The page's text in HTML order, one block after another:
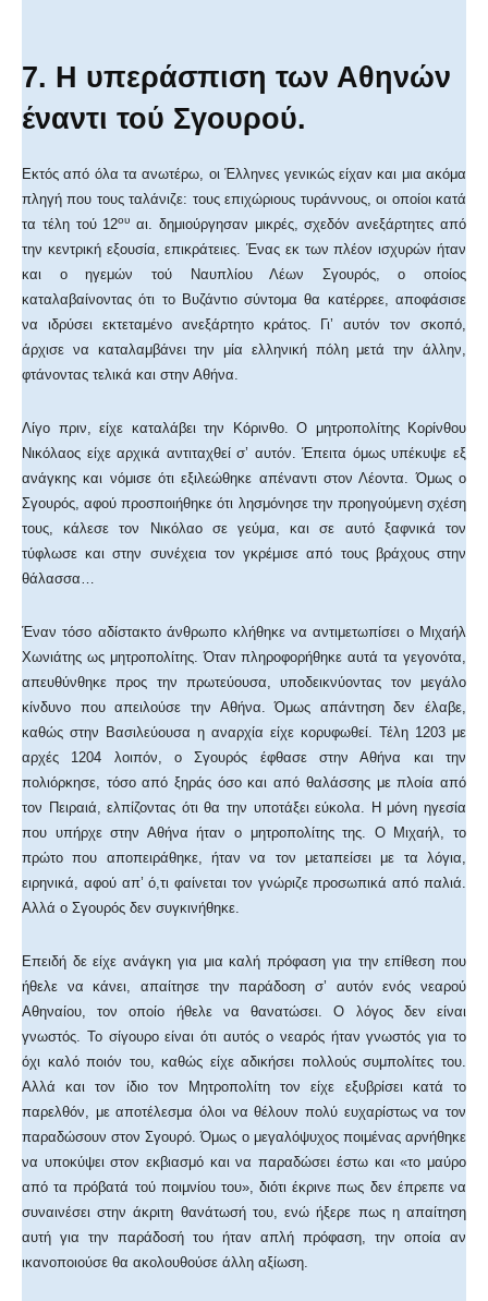
7. Η υπεράσπιση των Αθηνών
έναντι τού Σγουρού.
Εκτός από όλα τα ανωτέρω, οι Έλληνες γενικώς είχαν και μια ακόμα
πληγή που τους ταλάνιζε: τους επιχώριους τυράννους, οι οποίοι κατά
τα τέλη τού 12ου αι. δημιούργησαν μικρές, σχεδόν ανεξάρτητες από
την κεντρική εξουσία, επικράτειες. Ένας εκ των πλέον ισχυρών ήταν
και ο ηγεμών τού Ναυπλίου Λέων Σγουρός, ο οποίος
καταλαβαίνοντας ότι το Βυζάντιο σύντομα θα κατέρρεε, αποφάσισε
να ιδρύσει εκτεταμένο ανεξάρτητο κράτος. Γι’ αυτόν τον σκοπό,
άρχισε να καταλαμβάνει την μία ελληνική πόλη μετά την άλλην,
φτάνοντας τελικά και στην Αθήνα.
Λίγο πριν, είχε καταλάβει την Κόρινθο. Ο μητροπολίτης Κορίνθου
Νικόλαος είχε αρχικά αντιταχθεί σ’ αυτόν. Έπειτα όμως υπέκυψε εξ
ανάγκης και νόμισε ότι εξιλεώθηκε απέναντι στον Λέοντα. Όμως ο
Σγουρός, αφού προσποιήθηκε ότι λησμόνησε την προηγούμενη σχέση
τους, κάλεσε τον Νικόλαο σε γεύμα, και σε αυτό ξαφνικά τον
τύφλωσε και στην συνέχεια τον γκρέμισε από τους βράχους στην
θάλασσα…
Έναν τόσο αδίστακτο άνθρωπο κλήθηκε να αντιμετωπίσει ο Μιχαήλ
Χωνιάτης ως μητροπολίτης. Όταν πληροφορήθηκε αυτά τα γεγονότα,
απευθύνθηκε προς την πρωτεύουσα, υποδεικνύοντας τον μεγάλο
κίνδυνο που απειλούσε την Αθήνα. Όμως απάντηση δεν έλαβε,
καθώς στην Βασιλεύουσα η αναρχία είχε κορυφωθεί. Τέλη 1203 με
αρχές 1204 λοιπόν, ο Σγουρός έφθασε στην Αθήνα και την
πολιόρκησε, τόσο από ξηράς όσο και από θαλάσσης με πλοία από
τον Πειραιά, ελπίζοντας ότι θα την υποτάξει εύκολα. Η μόνη ηγεσία
που υπήρχε στην Αθήνα ήταν ο μητροπολίτης της. Ο Μιχαήλ, το
πρώτο που αποπειράθηκε, ήταν να τον μεταπείσει με τα λόγια,
ειρηνικά, αφού απ’ ό,τι φαίνεται τον γνώριζε προσωπικά από παλιά.
Αλλά ο Σγουρός δεν συγκινήθηκε.
Επειδή δε είχε ανάγκη για μια καλή πρόφαση για την επίθεση που
ήθελε να κάνει, απαίτησε την παράδοση σ’ αυτόν ενός νεαρού
Αθηναίου, τον οποίο ήθελε να θανατώσει. Ο λόγος δεν είναι
γνωστός. Το σίγουρο είναι ότι αυτός ο νεαρός ήταν γνωστός για το
όχι καλό ποιόν του, καθώς είχε αδικήσει πολλούς συμπολίτες του.
Αλλά και τον ίδιο τον Μητροπολίτη τον είχε εξυβρίσει κατά το
παρελθόν, με αποτέλεσμα όλοι να θέλουν πολύ ευχαρίστως να τον
παραδώσουν στον Σγουρό. Όμως ο μεγαλόψυχος ποιμένας αρνήθηκε
να υποκύψει στον εκβιασμό και να παραδώσει έστω και «το μαύρο
από τα πρόβατά τού ποιμνίου του», διότι έκρινε πως δεν έπρεπε να
συναινέσει στην άκριτη θανάτωσή του, ενώ ήξερε πως η απαίτηση
αυτή για την παράδοσή του ήταν απλή πρόφαση, την οποία αν
ικανοποιούσε θα ακολουθούσε άλλη αξίωση.